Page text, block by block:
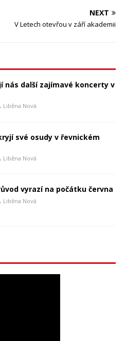
NEXT
V Letech otevřou v září akademii
nás další zajímavé koncerty v
Liběna Nová
své osudy v řevnickém
Liběna Nová
vyrazí na počátku června
Liběna Nová